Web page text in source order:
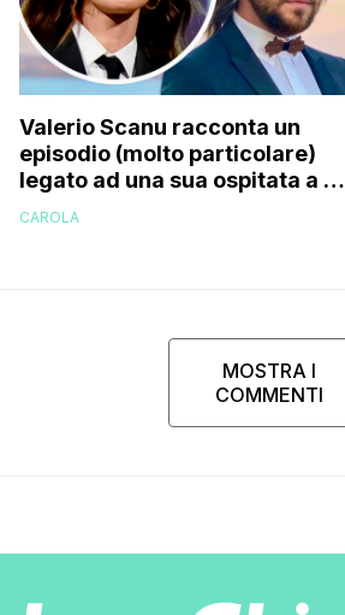
Valerio Scanu racconta un
episodio (molto particolare)
legato ad una sua ospitata a Le
Iene mai andata in onda: “Belen
CAROLA
MOSTRA I
COMMENTI